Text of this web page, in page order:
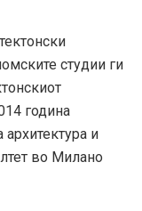
студии ги
година
и
во Милано